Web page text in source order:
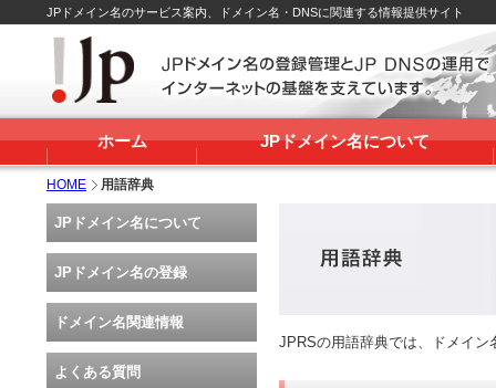
JPドメイン名のサービス案内、ドメイン名・DNSに関連する情報提供サイト
ホーム JPドメイン名について
HOME 用語辞典
JPRSの用語辞典では、ドメイ
JPドメイン名について
JPドメイン名の登録
ドメイン名関連情報
よくある質問